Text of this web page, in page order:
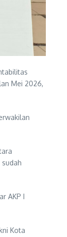
Mei 2026,
AKP I
Kota